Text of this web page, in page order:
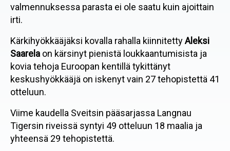
valmennuksessa parasta ei ole saatu kuin ajoittain
irti.
Kärkihyökkääjäksi kovalla rahalla kiinnitettyAleksi
Saarela on kärsinyt pienistä loukkaantumisista ja
kovia tehoja Euroopan kentillä tykittänyt
keskushyökkääjä on iskenyt vain 27 tehopistettä 41
otteluun.
Viime kaudella Sveitsin pääsarjassa Langnau
Tigersin riveissä syntyi 49 otteluun 18 maalia ja
yhteensä 29 tehopistettä.